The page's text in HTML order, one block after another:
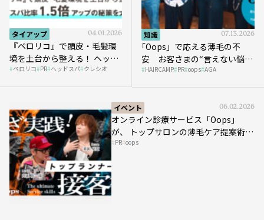
タイアップ 04.01.2026
『ペロリコ』で頭皮・毛髪環
境を土台から整える！ ヘッド
スパ比率1.5倍アップの秘策を
ペロリコ PR ヘッドスパ クレシオ
知識 07.13.2026
｢Oops」で応える薄毛の不
安 お客さまの“言えない悩
み”にどう向き合う？ ＃01
HAIRCAMP PR oops AGA
イベント 06.02.2026
オンライン診療サービス「Oops」
が、 トップサロンの薄毛ケア提案術を
HAIRCAMPで公開！
PR oops